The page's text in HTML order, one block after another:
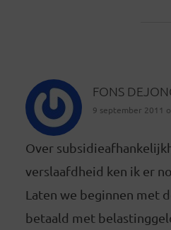
FONS
9 september 2011
Over
verslaafdheid ken ik er
Laten we beginnen met
betaald met